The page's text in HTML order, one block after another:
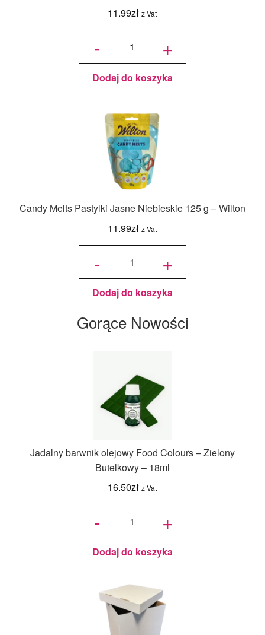
11.99zł z Vat
-
ilość
Pastylki
Czysta
Biel
125 g -
Wilton
+
Dodaj do koszyka
Candy Melts Pastylki Jasne Niebieskie 125 g – Wilton
11.99zł z Vat
-
ilość
Pastylki
Jasne
Niebieskie
125 g -
Wilton
+
Dodaj do koszyka
Gorące Nowości
Jadalny barwnik olejowy Food Colours – Zielony
Butelkowy – 18ml
16.50zł z Vat
-
ilość
olejowy
Food
Colours -
Zielony
Butelkowy
+
Dodaj do koszyka